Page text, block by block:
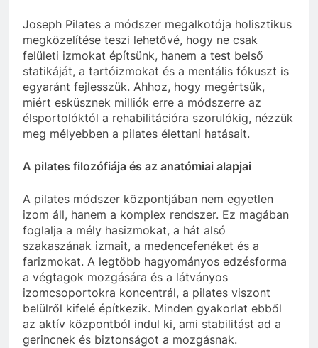
Joseph Pilates a módszer megalkotója holisztikus
megközelítése teszi lehetővé, hogy ne csak
felületi izmokat építsünk, hanem a test belső
statikáját, a tartóizmokat és a mentális fókuszt is
egyaránt fejlesszük. Ahhoz, hogy megértsük,
miért esküsznek milliók erre a módszerre az
élsportolóktól a rehabilitációra szorulókig, nézzük
meg mélyebben a pilates élettani hatásait.
A pilates filozófiája és az anatómiai alapjai
A pilates módszer központjában nem egyetlen
izom áll, hanem a komplex rendszer. Ez magában
foglalja a mély hasizmokat, a hát alsó
szakaszának izmait, a medencefenéket és a
farizmokat. A legtöbb hagyományos edzésforma
a végtagok mozgására és a látványos
izomcsoportokra koncentrál, a pilates viszont
belülről kifelé építkezik. Minden gyakorlat ebből
az aktív központból indul ki, ami stabilitást ad a
gerincnek és biztonságot a mozgásnak.